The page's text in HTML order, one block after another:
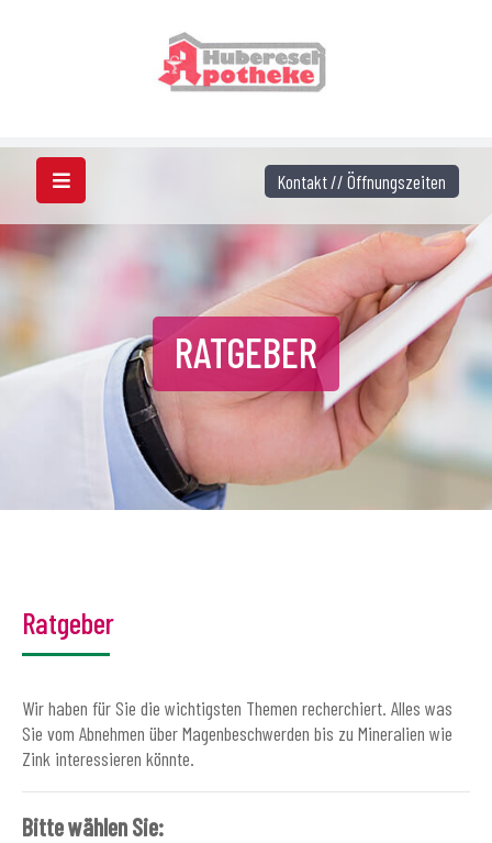
RATGEBER
Ratgeber
Wir haben für Sie die wichtigsten Themen recherchiert. Alles was
Sie vom Abnehmen über Magenbeschwerden bis zu Mineralien wie
Zink interessieren könnte.
Bitte wählen Sie:
Kontakt // Öffnungszeiten